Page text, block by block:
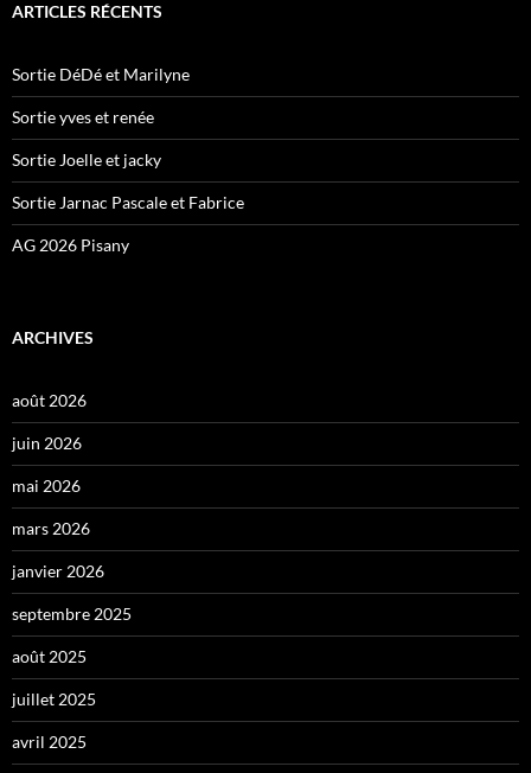
ARTICLES RÉCENTS
Sortie DéDé et Marilyne
Sortie yves et renée
Sortie Joelle et jacky
Sortie Jarnac Pascale et Fabrice
AG 2026 Pisany
ARCHIVES
août 2026
juin 2026
mai 2026
mars 2026
janvier 2026
septembre 2025
août 2025
juillet 2025
avril 2025